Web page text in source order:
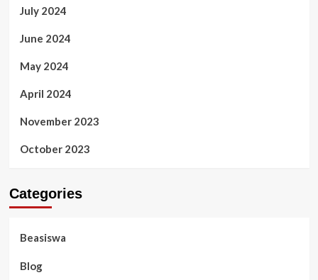
July 2024
June 2024
May 2024
April 2024
November 2023
October 2023
Categories
Beasiswa
Blog